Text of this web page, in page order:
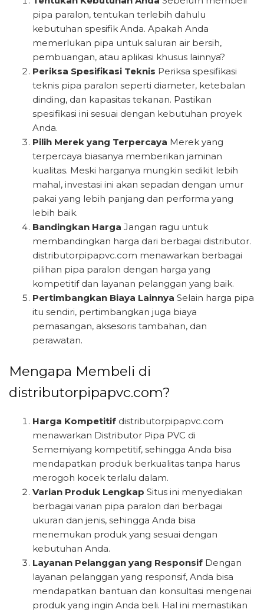
pipa paralon, tentukan terlebih dahulu
kebutuhan spesifik Anda. Apakah Anda
memerlukan pipa untuk saluran air bersih,
pembuangan, atau aplikasi khusus lainnya?
Periksa Spesifikasi Teknis Periksa spesifikasi
teknis pipa paralon seperti diameter, ketebalan
dinding, dan kapasitas tekanan. Pastikan
spesifikasi ini sesuai dengan kebutuhan proyek
Anda.
Pilih Merek yang Terpercaya Merek yang
terpercaya biasanya memberikan jaminan
kualitas. Meski harganya mungkin sedikit lebih
mahal, investasi ini akan sepadan dengan umur
pakai yang lebih panjang dan performa yang
lebih baik.
Bandingkan Harga Jangan ragu untuk
membandingkan harga dari berbagai distributor.
distributorpipapvc.com menawarkan berbagai
pilihan pipa paralon dengan harga yang
kompetitif dan layanan pelanggan yang baik.
Pertimbangkan Biaya Lainnya Selain harga pipa
itu sendiri, pertimbangkan juga biaya
pemasangan, aksesoris tambahan, dan
perawatan.
Mengapa Membeli di
distributorpipapvc.com?
Harga Kompetitif distributorpipapvc.com
menawarkan Distributor Pipa PVC di
Sememiyang kompetitif, sehingga Anda bisa
mendapatkan produk berkualitas tanpa harus
merogoh kocek terlalu dalam.
Varian Produk Lengkap Situs ini menyediakan
berbagai varian pipa paralon dari berbagai
ukuran dan jenis, sehingga Anda bisa
menemukan produk yang sesuai dengan
kebutuhan Anda.
Layanan Pelanggan yang Responsif Dengan
layanan pelanggan yang responsif, Anda bisa
mendapatkan bantuan dan konsultasi mengenai
produk yang ingin Anda beli. Hal ini memastikan